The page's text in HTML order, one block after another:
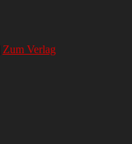
Zum Verlag